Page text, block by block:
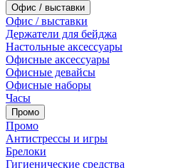
Офис / выставки
Офис / выставки
Держатели для бейджа
Настольные аксессуары
Офисные аксессуары
Офисные девайсы
Офисные наборы
Часы
Промо
Промо
Антистрессы и игры
Брелоки
Гигиенические средства